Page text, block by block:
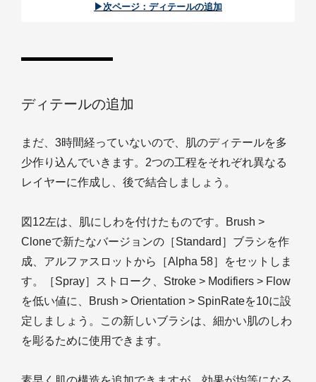
▶︎次ページ：ディテールの追加︎
ディテールの追加
まだ、3時間経っていないので、肌のディテールを多
少作り込んでいきます。2つの工程をそれぞれ異なる
レイヤーに作成し、後で結合しましょう。
図12左は、肌にしわを付けたものです。Brush >
Cloneで新たなバージョンの［Standard］ブラシを作
成、アルファスロットから［Alpha 58］をセットしま
す。［Spray］ストローク、Stroke > Modifiers > Flow
を低い値に、Brush > Orientation > SpinRateを10に設
定しましょう。この新しいブラシは、細かい肌のしわ
を彫るために使用できます。